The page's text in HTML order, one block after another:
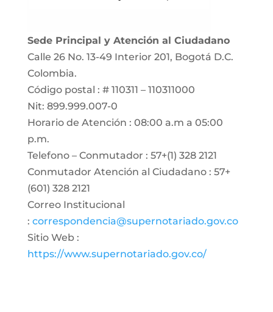
Sede Principal y Atención al Ciudadano
Calle 26 No. 13-49 Interior 201, Bogotá D.C.
Colombia.
Código postal : # 110311 – 110311000
Nit: 899.999.007-0
Horario de Atención : 08:00 a.m a 05:00
p.m.
Telefono – Conmutador : 57+(1) 328 2121
Conmutador Atención al Ciudadano : 57+
(601) 328 2121
Correo Institucional
: correspondencia@supernotariado.gov.co
Sitio Web :
https://www.supernotariado.gov.co/